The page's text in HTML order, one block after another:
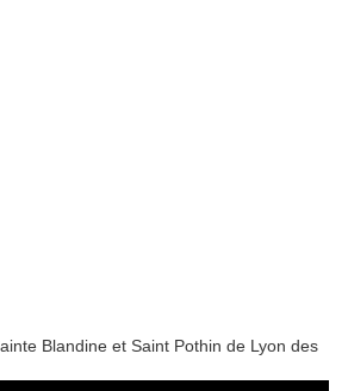
Blandine et Saint Pothin de Lyon des